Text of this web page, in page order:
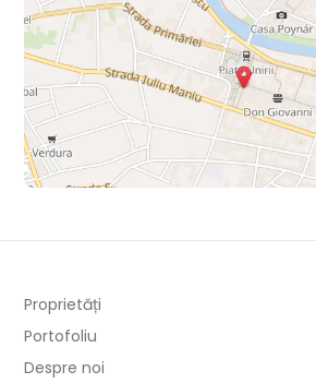
Proprietăți
Portofoliu
Despre noi